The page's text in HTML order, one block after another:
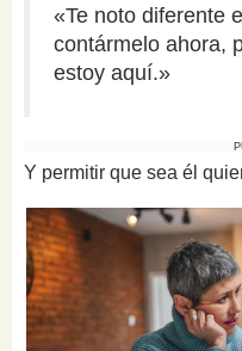
«Te noto diferente
contármelo ahora,
estoy aquí.»
Y permitir que sea él